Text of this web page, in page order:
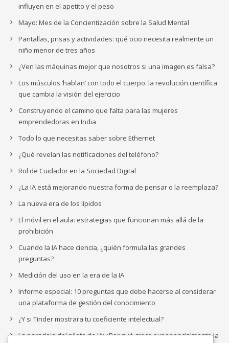
influyen en el apetito y el peso
Mayo: Mes de la Concientización sobre la Salud Mental
Pantallas, prisas y actividades: qué ocio necesita realmente un
niño menor de tres años
¿Ven las máquinas mejor que nosotros si una imagen es falsa?
Los músculos ‘hablan’ con todo el cuerpo: la revolución científica
que cambia la visión del ejercicio
Construyendo el camino que falta para las mujeres
emprendedoras en India
Todo lo que necesitas saber sobre Ethernet
¿Qué revelan las notificaciones del teléfono?
Rol de Cuidador en la Sociedad Digital
¿La IA está mejorando nuestra forma de pensar o la reemplaza?
La nueva era de los lípidos
El móvil en el aula: estrategias que funcionan más allá de la
prohibición
Cuando la IA hace ciencia, ¿quién formula las grandes
preguntas?
Medición del uso en la era de la IA
Informe especial: 10 preguntas que debe hacerse al considerar
una plataforma de gestión del conocimiento
¿Y si Tinder mostrara tu coeficiente intelectual?
La paradoja del piloto de IA: ¿Por qué crece exponencialmente la